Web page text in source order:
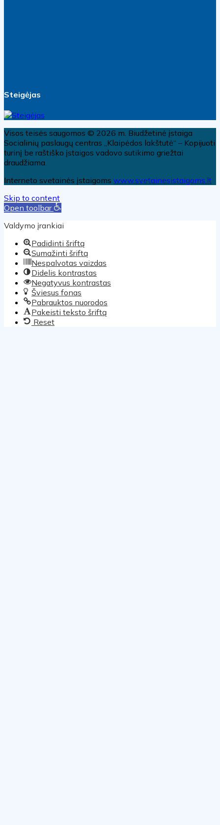
Steigėjas
Visos teisės saugomos © 2026 m. Biudžetinė įstaiga
Socialinių paslaugų centras „Klaipėdos lakštutė“ – Kopijuoti
turinį be raštiško įstaigos vadovo sutikimo griežtai
draudžiama.
Interneto svetainės įstaigoms www.svetainesistaigoms.lt
Skip to content
Open toolbar
Valdymo įrankiai
Padidinti šriftą
Sumažinti šriftą
Nespalvotas vaizdas
Didelis kontrastas
Negatyvus kontrastas
Šviesus fonas
Pabrauktos nuorodos
Pakeisti teksto šriftą
Reset